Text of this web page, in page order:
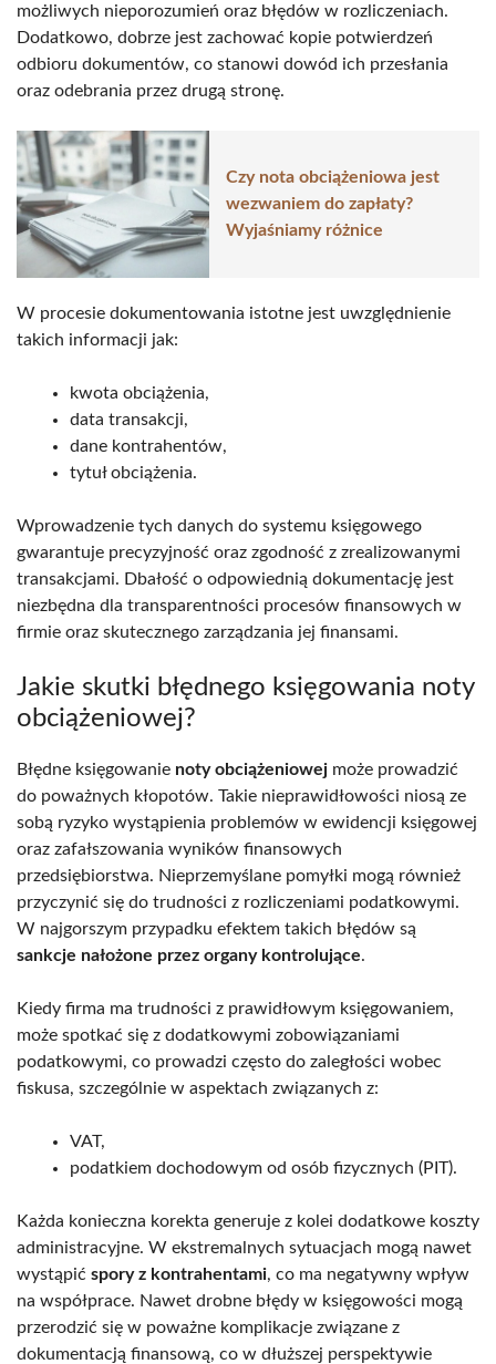
możliwych nieporozumień oraz błędów w rozliczeniach.
Dodatkowo, dobrze jest zachować kopie potwierdzeń
odbioru dokumentów, co stanowi dowód ich przesłania
oraz odebrania przez drugą stronę.
Czy nota obciążeniowa jest
wezwaniem do zapłaty?
Wyjaśniamy różnice
W procesie dokumentowania istotne jest uwzględnienie
takich informacji jak:
kwota obciążenia,
data transakcji,
dane kontrahentów,
tytuł obciążenia.
Wprowadzenie tych danych do systemu księgowego
gwarantuje precyzyjność oraz zgodność z zrealizowanymi
transakcjami. Dbałość o odpowiednią dokumentację jest
niezbędna dla transparentności procesów finansowych w
firmie oraz skutecznego zarządzania jej finansami.
Jakie skutki błędnego księgowania noty
obciążeniowej?
Błędne księgowanie noty obciążeniowej może prowadzić
do poważnych kłopotów. Takie nieprawidłowości niosą ze
sobą ryzyko wystąpienia problemów w ewidencji księgowej
oraz zafałszowania wyników finansowych
przedsiębiorstwa. Nieprzemyślane pomyłki mogą również
przyczynić się do trudności z rozliczeniami podatkowymi.
W najgorszym przypadku efektem takich błędów są
sankcje nałożone przez organy kontrolujące.
Kiedy firma ma trudności z prawidłowym księgowaniem,
może spotkać się z dodatkowymi zobowiązaniami
podatkowymi, co prowadzi często do zaległości wobec
fiskusa, szczególnie w aspektach związanych z:
VAT,
podatkiem dochodowym od osób fizycznych (PIT).
Każda konieczna korekta generuje z kolei dodatkowe koszty
administracyjne. W ekstremalnych sytuacjach mogą nawet
wystąpić spory z kontrahentami, co ma negatywny wpływ
na współprace. Nawet drobne błędy w księgowości mogą
przerodzić się w poważne komplikacje związane z
dokumentacją finansową, co w dłuższej perspektywie